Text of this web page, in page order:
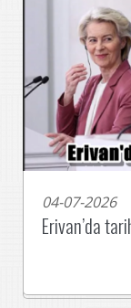
04-07-2026
Erivan’da